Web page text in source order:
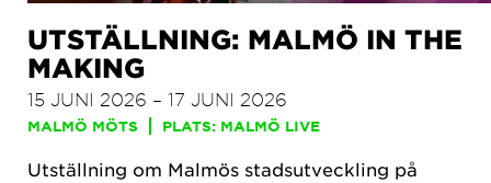
UTSTÄLLNING: MALMÖ IN THE
MAKING
15 JUNI 2026 – 17 JUNI 2026
MALMÖ MÖTS PLATS: MALMÖ LIVE
Utställning om Malmös stadsutveckling på